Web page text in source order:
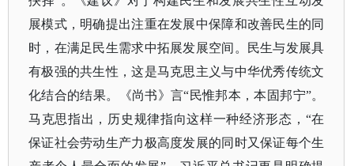
展模式，明确提出注重在发展中保障和改善民生的同
时，在满足民生需求中拓展发展空间。民生与发展具
有极强的共生性，这是马克思主义与中华优秀传统文
化结合的结果。《尚书》言“民惟邦本，本固邦宁”。
马克思指出，历史规律指向这样一种经济形态，“在
保证社会劳动生产力极高度发展的同时又保证每个生